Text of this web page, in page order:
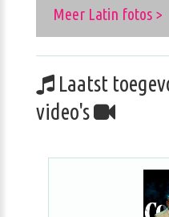
Meer Latin fotos >
Laatst
video's